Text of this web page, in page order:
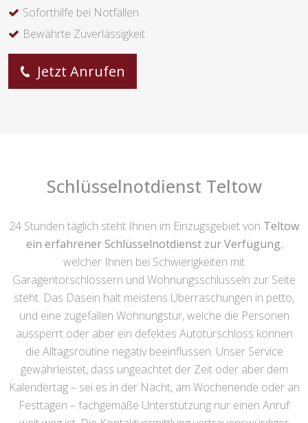
Soforthilfe bei Notfällen
Bewährte Zuverlässigkeit
Jetzt Anrufen
Schlüsselnotdienst Teltow
24 Stunden täglich steht Ihnen im Einzugsgebiet von Teltow
ein erfahrener Schlüsselnotdienst zur Verfügung,
welcher Ihnen bei Schwierigkeiten mit
Garagentorschlössern und Wohnungsschlüsseln zur Seite
steht. Das Dasein hält meistens Überraschungen in petto,
und eine zugefallen Wohnungstür, welche die Personen
aussperrt oder aber ein defektes Autotürschloss können
die Alltagsroutine negativ beeinflussen. Unser Service
gewährleistet, dass ungeachtet der Zeit oder aber dem
Kalendertag – sei es in der Nacht, am Wochenende oder an
Festtagen – fachgemäße Unterstützung nur einen Anruf